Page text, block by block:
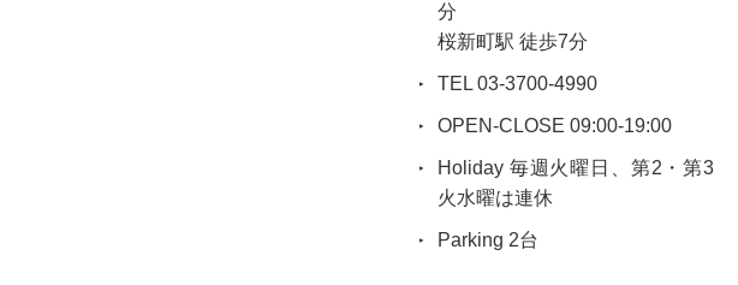
分
桜新町駅 徒歩7分
TEL 03-3700-4990
OPEN-CLOSE 09:00-19:00
Holiday 毎週火曜日、第2・第3
火水曜は連休
Parking 2台